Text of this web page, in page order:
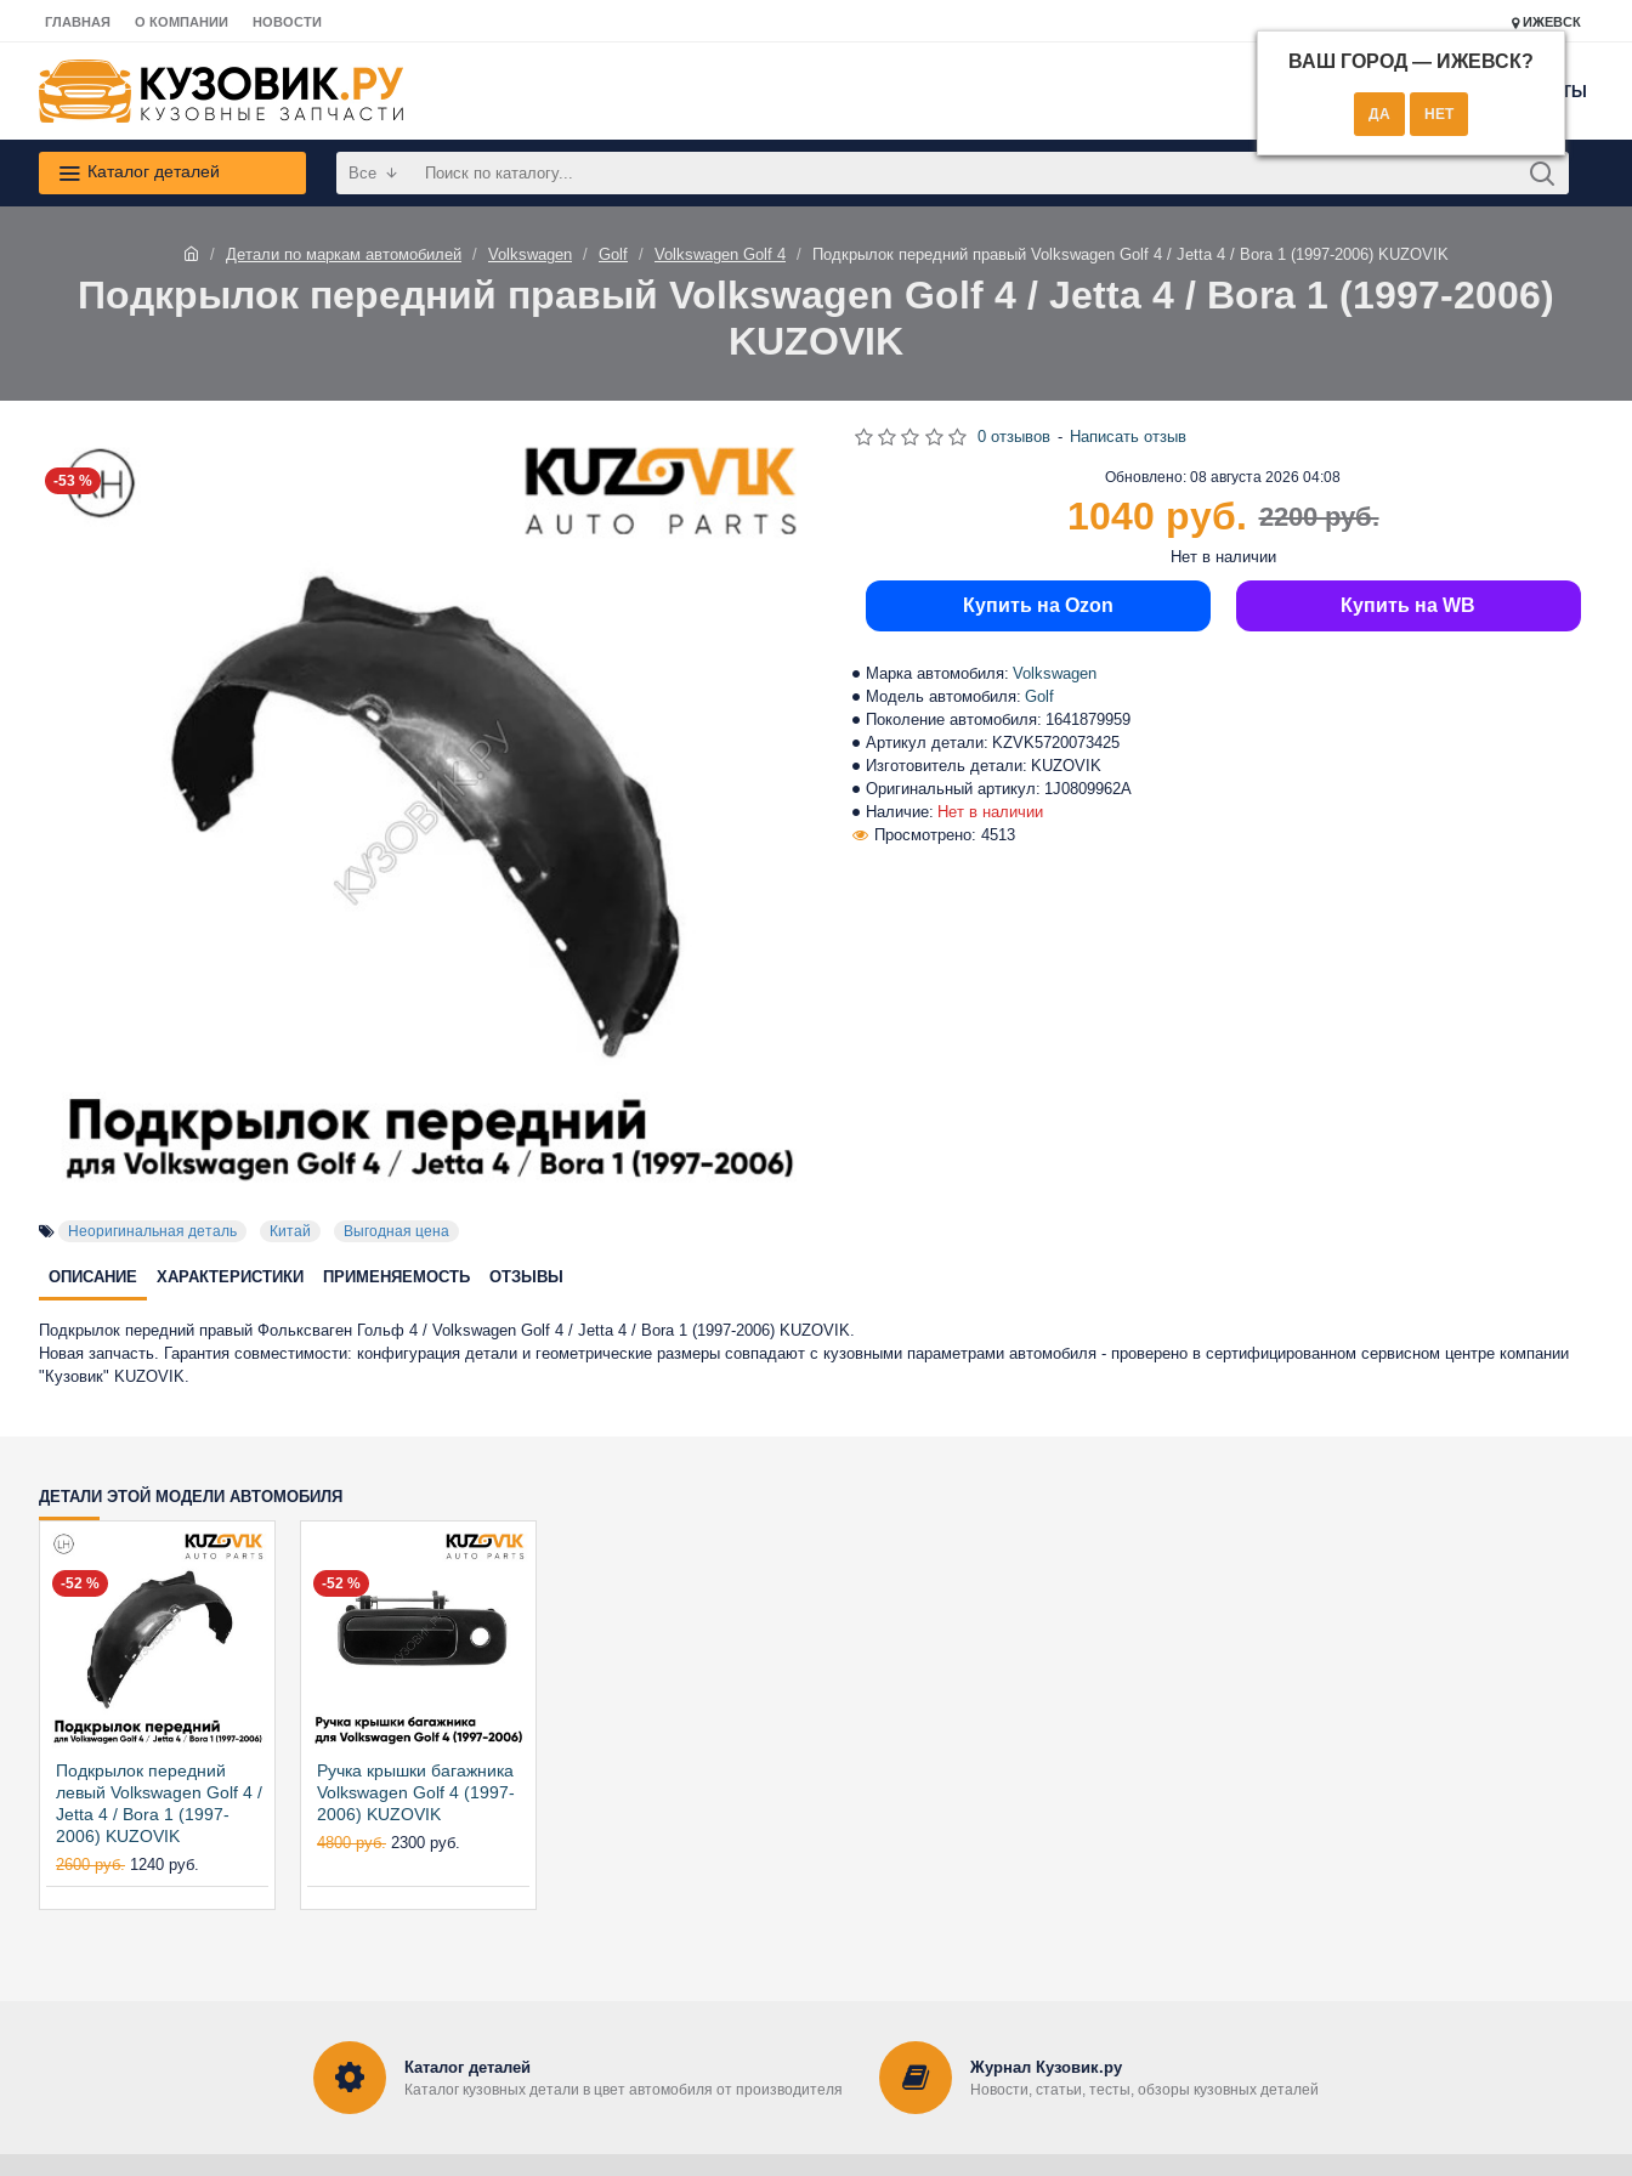
ГЛАВНАЯ О КОМПАНИИ НОВОСТИ ИЖЕВСК
ВАШ ГОРОД — ИЖЕВСК?
КОНТАКТЫ
Каталог деталей Все
Детали по маркам автомобилей Volkswagen Golf Volkswagen Golf 4 Подкрылок передний правый Volkswagen Golf 4 / Jetta 4 / Bora 1 (1997-2006) KUZOVIK
Подкрылок передний правый Volkswagen Golf 4 / Jetta 4 / Bora 1 (1997-2006)
KUZOVIK
-53 %
Неоригинальная деталь Китай Выгодная цена
Наличие: Нет в наличии
Марка автомобиля: Volkswagen
Модель автомобиля: Golf
Поколение автомобиля: 1641879959
Артикул детали: KZVK5720073425
Изготовитель детали: KUZOVIK
Оригинальный артикул: 1J0809962A
Просмотрено: 4513
Обновлено: 08 августа 2026 04:08
Нет в наличии
0 отзывов - Написать отзыв
2200 руб.
1040 руб.
Купить на Ozon Купить на WB
ОПИСАНИЕ ХАРАКТЕРИСТИКИ ПРИМЕНЯЕМОСТЬ ОТЗЫВЫ
Подкрылок передний правый Фольксваген Гольф 4 / Volkswagen Golf 4 / Jetta 4 / Bora 1 (1997-2006) KUZOVIK.
Новая запчасть. Гарантия совместимости: конфигурация детали и геометрические размеры совпадают с кузовными параметрами автомобиля - проверено в сертифицированном сервисном центре компании
"Кузовик" KUZOVIK.
ДЕТАЛИ ЭТОЙ МОДЕЛИ АВТОМОБИЛЯ
-52 %
Подкрылок передний
левый Volkswagen Golf 4 /
Jetta 4 / Bora 1 (1997-
2006) KUZOVIK
2600 руб. 1240 руб.
-52 %
Ручка крышки багажника
Volkswagen Golf 4 (1997-
2006) KUZOVIK
4800 руб. 2300 руб.
Каталог деталей
Каталог кузовных детали в цвет автомобиля от производителя
Журнал Кузовик.ру
Новости, статьи, тесты, обзоры кузовных деталей